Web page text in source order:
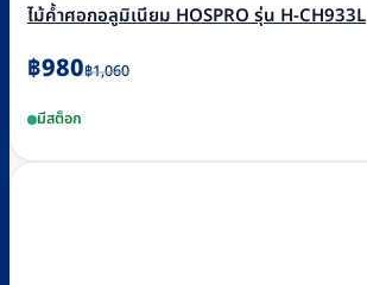
ไม้ค้ำศอกอลูมิเนียม HOSPRO รุ่น H-CH933L
฿1,060
Original
was:
฿1,060.
฿980
Current
is:
฿980.
มีสต็อก